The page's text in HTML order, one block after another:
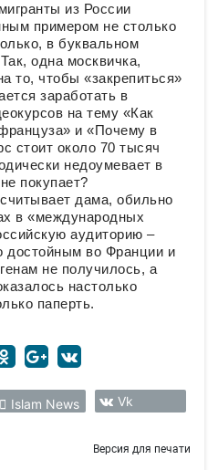
из России
примером не столько
в буквальном
одна москвичка,
то, чтобы «закрепиться»
заработать в
на тему «Как
и «Почему в
стоит около 70 тысяч
недоумевает в
покупает?
дама, обильно
в «международных
аудиторию –
достойным во Франции и
не получилось, а
настолько
паперть.
Islam News Vk
Версия для печати